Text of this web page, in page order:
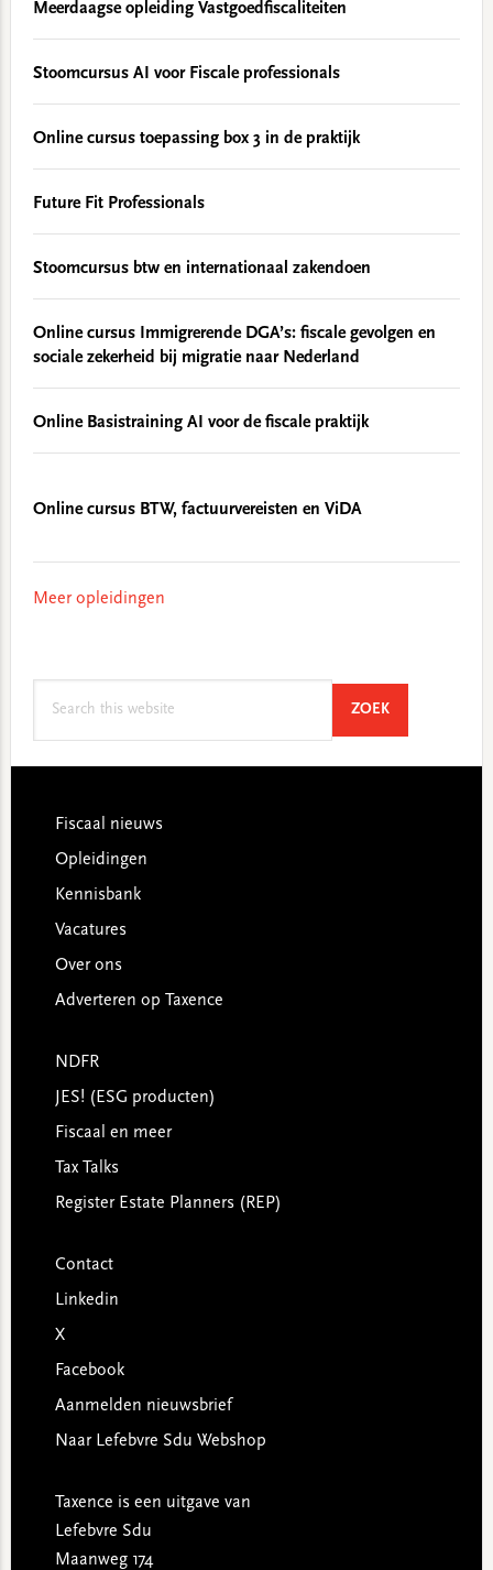
Meerdaagse opleiding Vastgoedfiscaliteiten
Stoomcursus AI voor Fiscale professionals
Online cursus toepassing box 3 in de praktijk
Future Fit Professionals
Stoomcursus btw en internationaal zakendoen
Online cursus Immigrerende DGA’s: fiscale gevolgen en
sociale zekerheid bij migratie naar Nederland
Online Basistraining AI voor de fiscale praktijk
Online cursus BTW, factuurvereisten en ViDA
Meer opleidingen
ZOEKSEARCH
Footer
Fiscaal nieuws
Opleidingen
Kennisbank
Vacatures
Over ons
Adverteren op Taxence
NDFR
JES! (ESG producten)
Fiscaal en meer
Tax Talks
Register Estate Planners (REP)
Contact
Linkedin
X
Facebook
Aanmelden nieuwsbrief
Naar Lefebvre Sdu Webshop
Taxence is een uitgave van
Lefebvre Sdu
Maanweg 174